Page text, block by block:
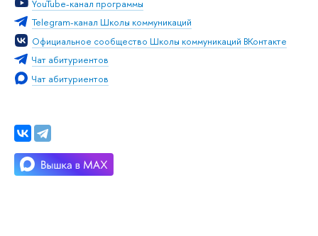
YouTube-канал программы
Telegram-канал Школы коммуникаций
Официальное сообщество Школы коммуникаций ВКонтакте
Чат абитуриентов
Чат абитуриентов